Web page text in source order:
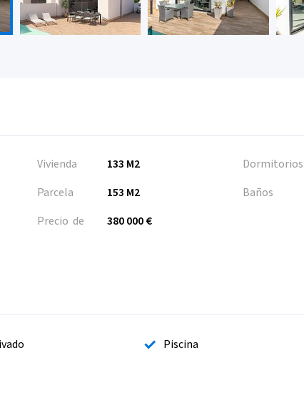
Vivienda
133 M2
Parcela
153 M2
Precio de
380 000 €
Dormitorios
Baños
Piscina